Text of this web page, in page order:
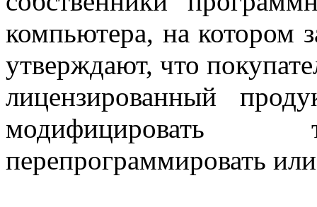
компьютера, на котором
утверждают, что
лицензированный
модифицировать
перепрограммировать